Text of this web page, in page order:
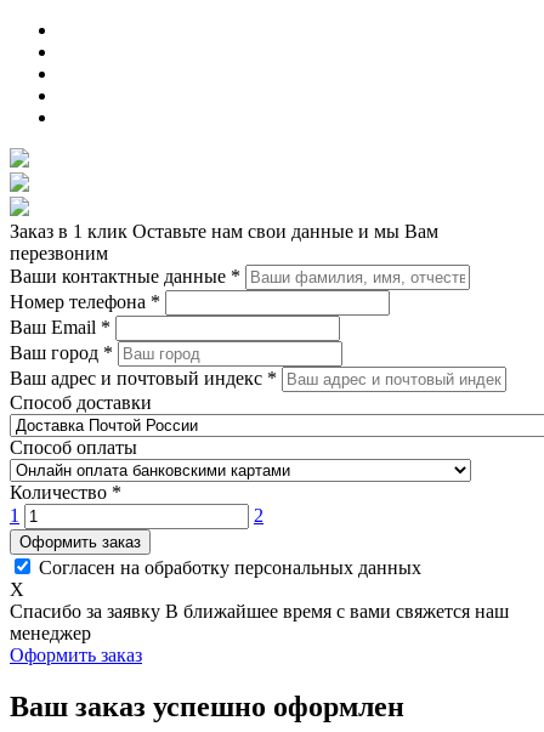
Заказ в 1 клик Оставьте нам свои данные и мы Вам
перезвоним
Ваши контактные данные *
Номер телефона *
Ваш Email *
Ваш город *
Ваш адрес и почтовый индекс *
Способ доставки
Способ оплаты
Количество *
1
2
Оформить заказ
Согласен на обработку персональных данных
X
Спасибо за заявку В ближайшее время с вами свяжется наш
менеджер
Оформить заказ
Ваш заказ успешно оформлен